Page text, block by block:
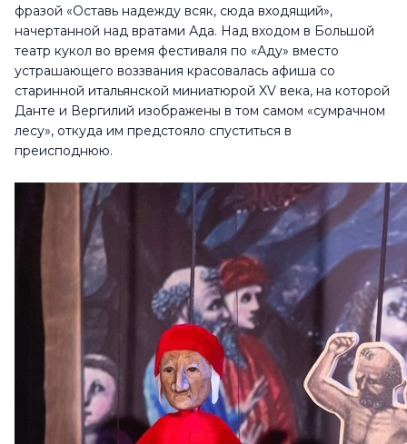
фразой «Оставь надежду всяк, сюда входящий»,
начертанной над вратами Ада. Над входом в Большой
театр кукол во время фестиваля по «Аду» вместо
устрашающего воззвания красовалась афиша со
старинной итальянской миниатюрой XV века, на которой
Данте и Вергилий изображены в том самом «сумрачном
лесу», откуда им предстояло спуститься в
преисподнюю.